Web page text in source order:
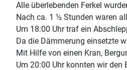
Alle überlebenden Ferkel
Nach ca. 1 ½ Stunden waren
Um 18:00 Uhr traf ein
Da die Dämmerung einsetzte
Mit Hilfe von einen Kran,
Um 20:00 Uhr konnten wir den